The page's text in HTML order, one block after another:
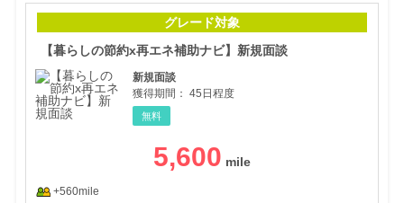
グレード対象
【暮らしの節約x再エネ補助ナビ】新規面談
新規面談
獲得期間： 45日程度
無料
5,600
+560mile